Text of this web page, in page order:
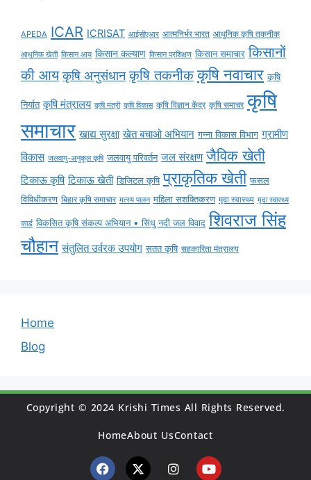
APEDA ICAR ICRISAT आईसीएआर आत्मनिर्भर भारत आधुनिक कृषि तकनीक
आधुनिक खेती किसान आय किसान कल्याण किसान प्रशिक्षण किसान समाचार किसानों
की आय कृषि अनुसंधान कृषि तकनीक कृषि नवाचार कृषि
निर्यात कृषि मंत्रालय कृषि मंत्री कृषि विकास कृषि विज्ञान केंद्र कृषि समाचर कृषि
समाचार खाद्य सुरक्षा खेत बचाओ अभियान गन्ना विकास विभाग ग्रामीण
विकास जलवायु-अनुकूल कृषि जलवायु परिवर्तन जल संरक्षण जैविक खेती
टिकाऊ कृषि टिकाऊ खेती डिजिटल कृषि प्राकृतिक खेती फसल
विविधीकरण बिहार कृषि समाचार मत्स्य पालन महिला सशक्तिकरण मृदा स्वास्थ्य मृदा स्वास्थ्य
कार्ड विकसित कृषि संकल्प अभियान • सिंधु नदी जल विवाद शिवराज सिंह
चौहान संतुलित उर्वरक उपयोग सतत कृषि सहकारिता मंत्रालय
Home
Blog
Copyright © 2024 Krishi Times All Rights Reserved.
HomeAbout UsContact